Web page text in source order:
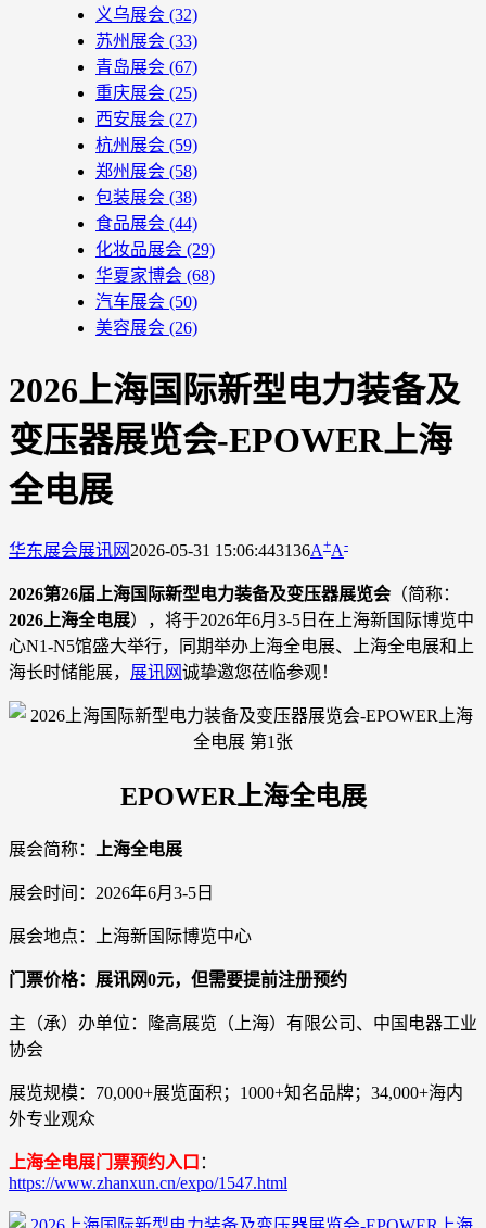
义乌展会 (32)
苏州展会 (33)
青岛展会 (67)
重庆展会 (25)
西安展会 (27)
杭州展会 (59)
郑州展会 (58)
包装展会 (38)
食品展会 (44)
化妆品展会 (29)
华夏家博会 (68)
汽车展会 (50)
美容展会 (26)
2026上海国际新型电力装备及
变压器展览会-EPOWER上海
全电展
华东展会展讯网 2026-05-31 15:06:443136A+A-
2026第26届上海国际新型电力装备及变压器展览会 （简称：
2026上海全电展），将于2026年6月3-5日在上海新国际博览中
心N1-N5馆盛大举行，同期举办上海全电展、上海全电展和上
海长时储能展， 展讯网诚挚邀您莅临参观！
EPOWER上海全电展
展会简称： 上海全电展
展会时间：2026年6月3-5日
展会地点：上海新国际博览中心
门票价格：展讯网0元，但需要提前注册预约
主（承）办单位：隆高展览（上海）有限公司、中国电器工业
协会
展览规模：70,000+展览面积；1000+知名品牌；34,000+海内
外专业观众
上海全电展门票预约入口 ：
https://www.zhanxun.cn/expo/1547.html